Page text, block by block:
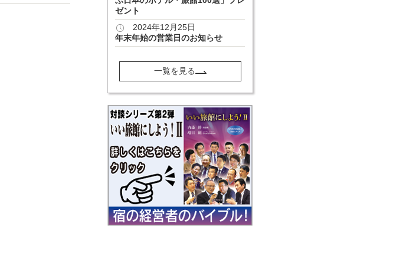
ゼント
2024年12月25日
年末年始の営業日のお知らせ
一覧を見る